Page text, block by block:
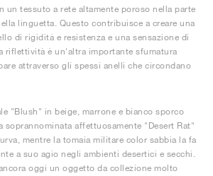
un tessuto a rete altamente poroso nella parte
linguetta. Questo contribuisce a creare una
di rigidità e resistenza e una sensazione di
riflettività è un'altra importante sfumatura
attraverso gli spessi anelli che circondano
"Blush" in beige, marrone e bianco sporco
soprannominata affettuosamente "Desert Rat"
mentre la tomaia militare color sabbia la fa
a suo agio negli ambienti desertici e secchi.
oggi un oggetto da collezione molto